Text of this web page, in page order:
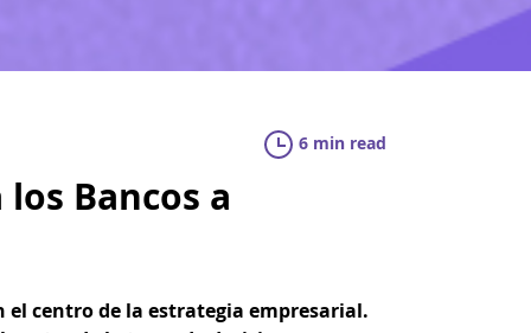
6 min read
Bancos a
centro de la estrategia empresarial.